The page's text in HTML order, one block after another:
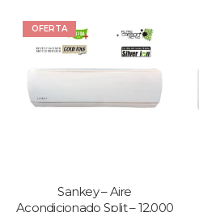
OFERTA
Sankey – Aire
Acondicionado Split – 12,000
Impresora